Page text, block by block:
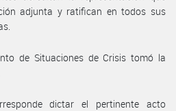
adjunta y ratifican en todos sus
de Situaciones de Crisis tomó la
dictar el pertinente acto